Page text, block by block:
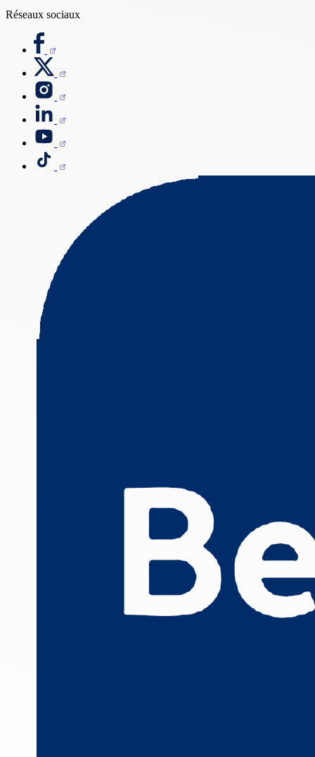
Réseaux sociaux